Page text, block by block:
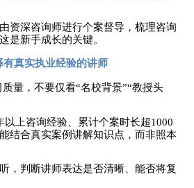
资深咨询师进行个案督导，梳理咨询
是新手成长的关键。
真实执业经验的讲师
量，不要仅看“名校背景”“教授头
以上咨询经验、累计个案时长超1000
结合真实案例讲解知识点，而非照本
，判断讲师表达是否清晰、能否将复